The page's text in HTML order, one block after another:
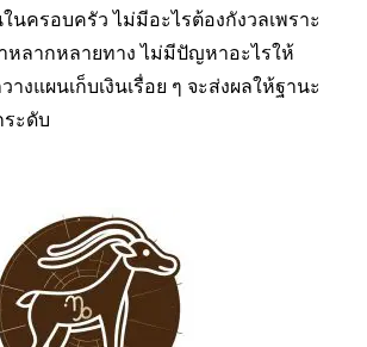
นครอบครัว ไม่มีอะไรต้องกังวลเพราะ
หลากหลายทาง ไม่มีปัญหาอะไรให้
างแผนเก็บเงินเรื่อย ๆ จะส่งผลให้ฐานะ
ะดับ